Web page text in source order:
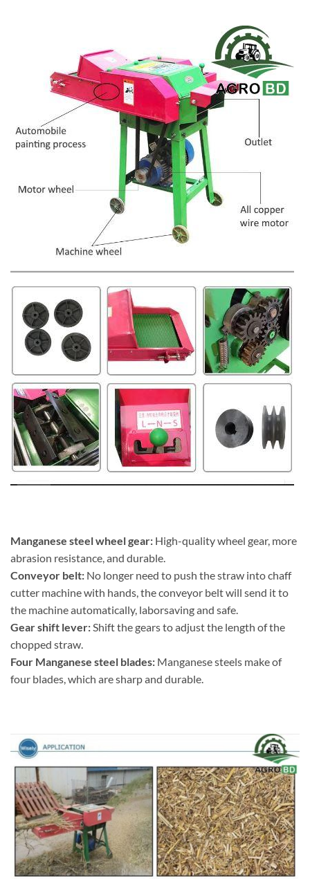
Manganese steel wheel gear: High-quality wheel gear, more
abrasion resistance, and durable.
Conveyor belt: No longer need to push the straw into chaff
cutter machine with hands, the conveyor belt will send it to
the machine automatically, laborsaving and safe.
Gear shift lever:Shift the gears to adjust the length of the
chopped straw.
Four Manganese steel blades: Manganese steels make of
four blades, which are sharp and durable.